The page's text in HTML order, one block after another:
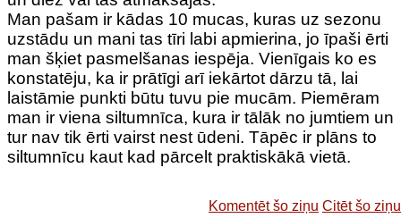
Man pašam ir kādas 10 mucas, kuras uz sezonu
uzstādu un mani tas tīri labi apmierina, jo īpaši ērti
man šķiet pasmelšanas iespēja. Vienīgais ko es
konstatēju, ka ir prātīgi arī iekārtot dārzu tā, lai
laistāmie punkti būtu tuvu pie mucām. Piemēram
man ir viena siltumnīca, kura ir tālāk no jumtiem un
tur nav tik ērti vairst nest ūdeni. Tāpēc ir plāns to
siltumnīcu kaut kad pārcelt praktiskākā vietā.
Komentēt šo ziņu Citēt šo ziņu